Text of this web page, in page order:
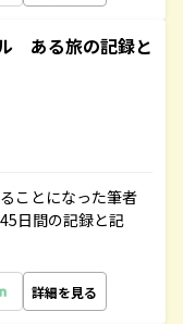
ある旅の記録と
ことになった筆者
日間の記録と記
詳細を見る